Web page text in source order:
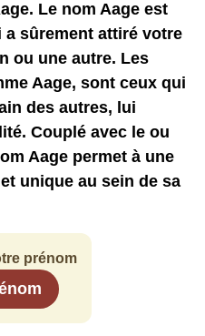
Le nom Aage est
sûrement attiré votre
ou une autre. Les
Aage, sont ceux qui
des autres, lui
Couplé avec le ou
Aage permet à une
unique au sein de sa
prénom